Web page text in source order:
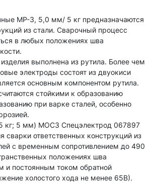
МР-3, 5,0 мм/ 5 кг предназначаются
из стали. Сварочный процесс
в любых положениях шва
выполнена из рутила. Более чем
электроды состоят из двуокиси
основным компонентом рутила.
стойкими к образованию
при варке сталей, особенно
кг; 5 мм) МОСЗ Спецэлектрод 067897
сварки ответственных конструкций из
с временным сопротивлением до 490
положениях шва
и постоянным током обратной
холостого хода не менее 65В).